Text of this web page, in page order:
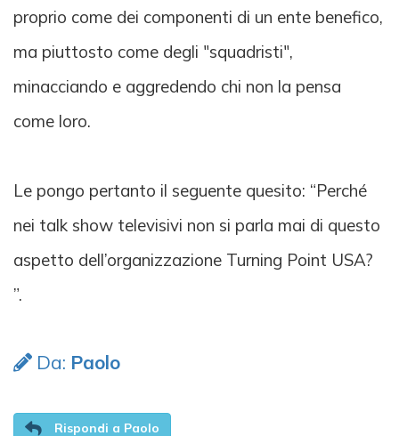
proprio come dei componenti di un ente benefico,
ma piuttosto come degli "squadristi",
minacciando e aggredendo chi non la pensa
come loro.
Le pongo pertanto il seguente quesito: “Perché
nei talk show televisivi non si parla mai di questo
aspetto dell’organizzazione Turning Point USA?
”.
Da: Paolo
Rispondi a Paolo